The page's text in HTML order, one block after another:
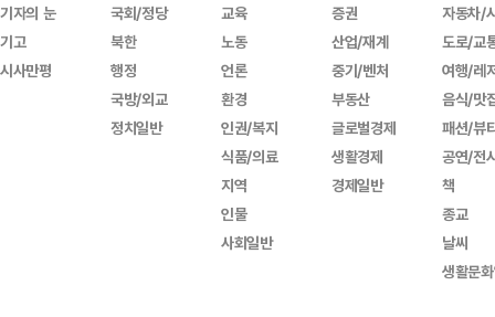
기자의 눈
기고
시사만평
국회/정당
북한
행정
국방/외교
정치일반
교육
노동
언론
환경
인권/복지
식품/의료
지역
인물
사회일반
증권
산업/재계
중기/벤처
부동산
글로벌경제
생활경제
경제일반
자동차/
도로/교
여행/레
음식/맛
패션/뷰
공연/전
책
종교
날씨
생활문